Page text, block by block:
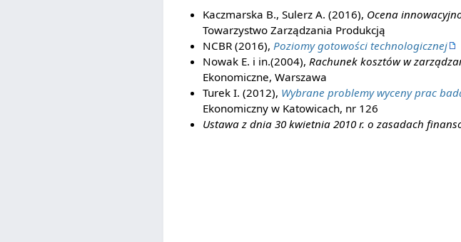
Kaczmarska B., Sulerz A. (2016), Ocena
Towarzystwo Zarządzania Produkcją
NCBR (2016), Poziomy gotowości technologicznej
Nowak E. i in.(2004), Rachunek kosztów w
Ekonomiczne, Warszawa
Turek I. (2012), Wybrane problemy wyceny prac
Ekonomiczny w Katowicach, nr 126
Ustawa z dnia 30 kwietnia 2010 r. o zasadach